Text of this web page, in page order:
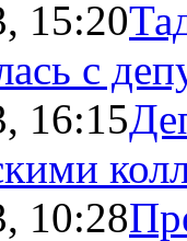
15:20
с
16:15
10:28